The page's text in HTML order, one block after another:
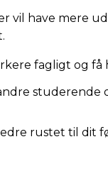
vil have mere
fagligt og
studerende
rustet til dit